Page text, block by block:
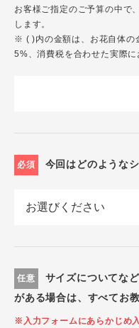
お客様ご指定のご予算の中で
します。
※ ( )内の金額は、お花自体の
5%、消費税を合わせた実際に
必須 今回はどのような
任意
サイズについてな
がある場合は、すべてお
※入力フォームにあらかじめ